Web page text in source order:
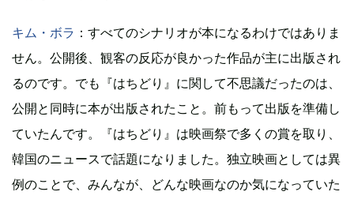
キム・ボラ ：すべてのシナリオが本になるわけではありま
せん。公開後、観客の反応が良かった作品が主に出版され
るのです。でも『はちどり』に関して不思議だったのは、
公開と同時に本が出版されたこと。前もって出版を準備し
ていたんです。『はちどり』は映画祭で多くの賞を取り、
韓国のニュースで話題になりました。独立映画としては異
例のことで、みんなが、どんな映画なのか気になっていた